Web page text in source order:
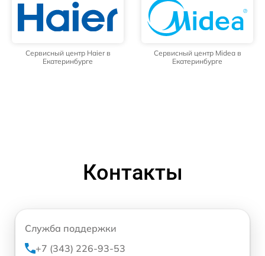
Сервисный центр Haier в
Екатеринбурге
Сервисный центр Midea в
Екатеринбурге
Контакты
Служба поддержки
+7 (343) 226-93-53